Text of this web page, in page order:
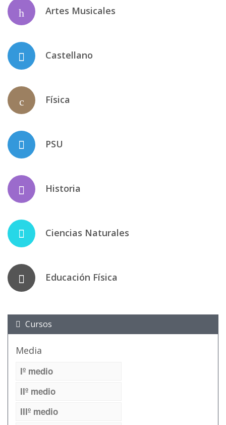
Artes Musicales
Castellano
Física
PSU
Historia
Ciencias Naturales
Educación Física
Cursos
Media
Iº medio
IIº medio
IIIº medio